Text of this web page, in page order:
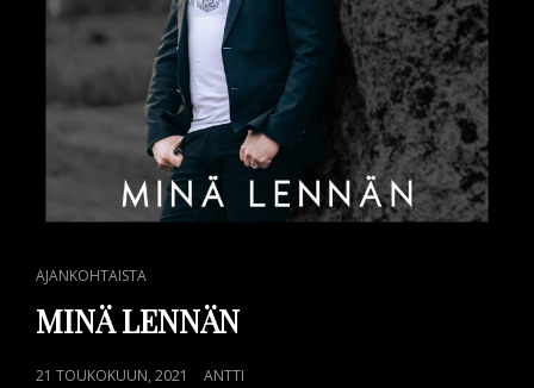
CAT
LINKS
AJANKOHTAISTA
MINÄ LENNÄN
POSTED
21 TOUKOKUUN, 2021 ANTTI